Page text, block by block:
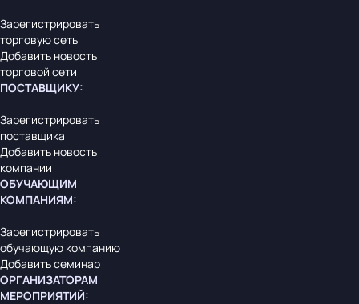
Зарегистрировать
торговую сеть
Добавить новость
торговой сети
ПОСТАВЩИКУ:
Зарегистрировать
поставщика
Добавить новость
компании
ОБУЧАЮЩИМ
КОМПАНИЯМ:
Зарегистрировать
обучающую компанию
Добавить семинар
ОРГАНИЗАТОРАМ
МЕРОПРИЯТИЙ: